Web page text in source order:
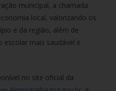
municipal, a chamada
local, valorizando os
e da região, além de
mais saudável e
no site oficial da